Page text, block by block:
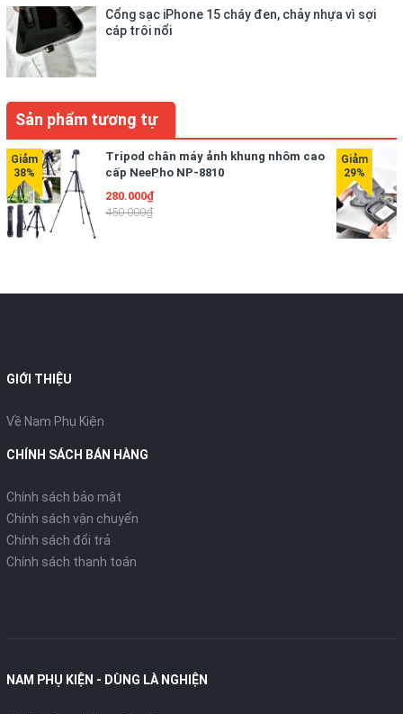
chụp.
Thông số kỹ thuật:
- Chiều dài chân máy: lên tới 86cm
- Pin: tròn nhỏ
- Phiên bản Bluetooth: 4.0
- Khoảng cách Bluetooth: lên tới 6m
Cổng sạc iPhone 15 cháy đen, chảy nhựa vì sợi
cáp trôi nổi
Sản phẩm tương tự
Tripod chân máy ảnh khung nhôm cao
cấp NeePho NP-8810
280.000₫
450.000₫
GIỚI THIỆU
Về Nam Phụ Kiện
CHÍNH SÁCH BÁN HÀNG
Chính sách bảo mật
Chính sách vận chuyển
Chính sách đổi trả
Chính sách thanh toán
NAM PHỤ KIỆN - DÙNG LÀ NGHIỆN